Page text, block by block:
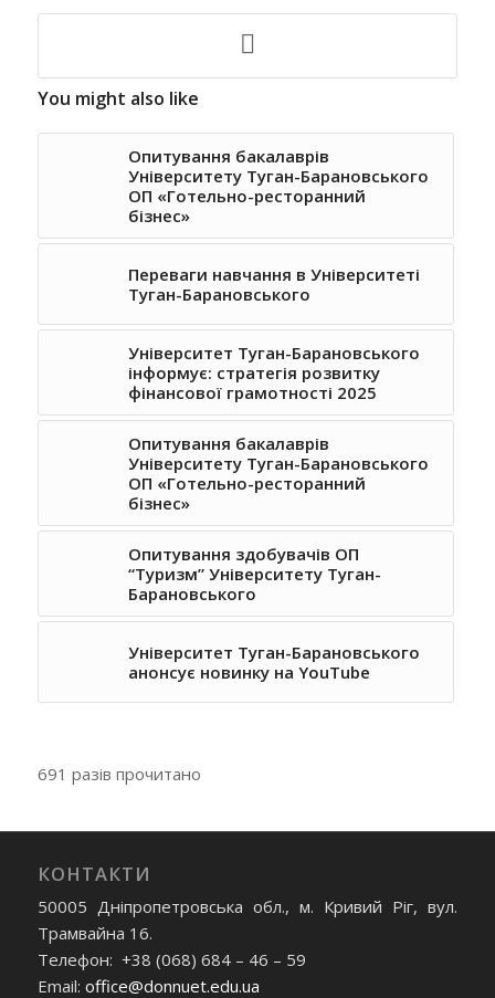
You might also like
Опитування бакалаврів
Університету Туган-Барановського
ОП «Готельно-ресторанний
бізнес»
Переваги навчання в Університеті
Туган-Барановського
Університет Туган-Барановського
інформує: стратегія розвитку
фінансової грамотності 2025
Опитування бакалаврів
Університету Туган-Барановського
ОП «Готельно-ресторанний
бізнес»
Опитування здобувачів ОП
“Туризм” Університету Туган-
Барановського
Університет Туган-Барановського
анонсує новинку на YouTube
691 разів прочитано
КОНТАКТИ
50005 Дніпропетровська обл., м. Кривий Ріг, вул.
Трамвайна 16.
Телефон: +38 (068) 684 – 46 – 59
Email: office@donnuet.edu.ua